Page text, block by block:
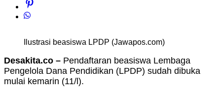
Ilustrasi beasiswa LPDP (Jawapos.com)
Desakita.co – Pendaftaran beasiswa Lembaga
Pengelola Dana Pendidikan (LPDP) sudah dibuka
mulai kemarin (11/l).